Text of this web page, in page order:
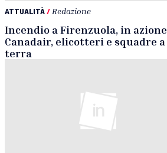
ATTUALITÀ/ Redazione
Incendio a Firenzuola, in azione
Canadair, elicotteri e squadre a
terra